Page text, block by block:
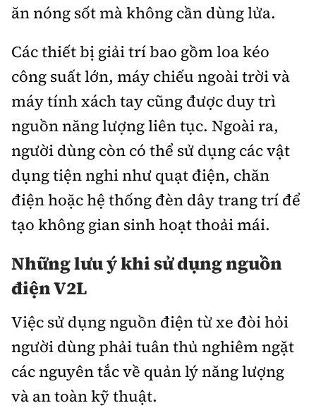
ăn nóng sốt mà không cần dùng lửa.
Các thiết bị giải trí bao gồm loa kéo
công suất lớn, máy chiếu ngoài trời và
máy tính xách tay cũng được duy trì
nguồn năng lượng liên tục. Ngoài ra,
người dùng còn có thể sử dụng các vật
dụng tiện nghi như quạt điện, chăn
điện hoặc hệ thống đèn dây trang trí để
tạo không gian sinh hoạt thoải mái.
Những lưu ý khi sử dụng nguồn
điện V2L
Việc sử dụng nguồn điện từ xe đòi hỏi
người dùng phải tuân thủ nghiêm ngặt
các nguyên tắc về quản lý năng lượng
và an toàn kỹ thuật.